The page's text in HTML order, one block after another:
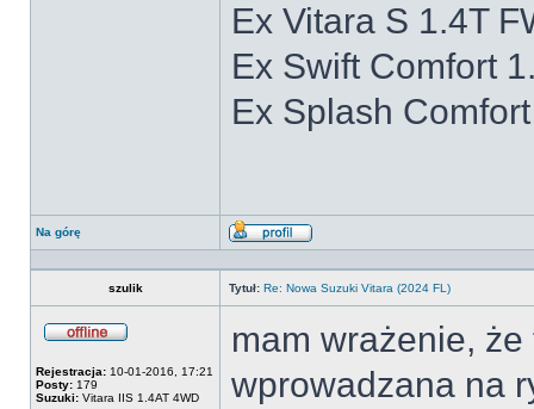
Ex Vitara S 1.4T
Ex Swift Comfort
Ex Splash
Na górę
Wyświetl
szulik
Tytuł: Re: Nowa Suzuki Vitara (2024 FL)
Rejestracja: 10-01-2016, 17:21
Posty: 179
Suzuki: Vitara IIS 1.4AT 4WD
mam wrażenie, że
wprowadzana na